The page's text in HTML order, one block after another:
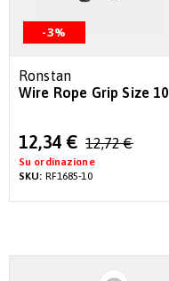
-3%
Ronstan
Wire Rope Grip Size 10
Special
Price
12,34 € 12,72 €
Su ordinazione
SKU: RF1685-10